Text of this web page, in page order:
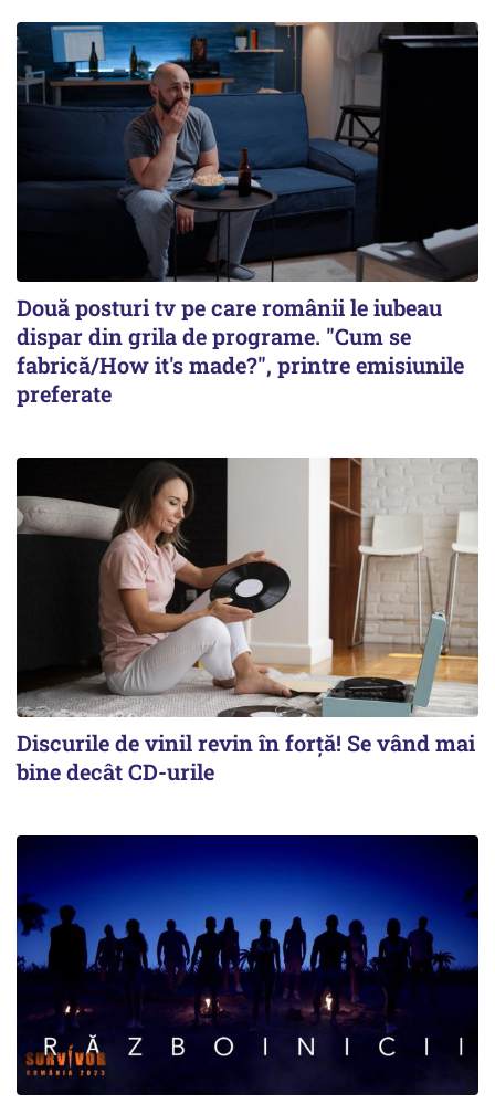
Două posturi tv pe care românii le iubeau
dispar din grila de programe. "Cum se
fabrică/How it's made?", printre emisiunile
preferate
Discurile de vinil revin în forţă! Se vând mai
bine decât CD-urile